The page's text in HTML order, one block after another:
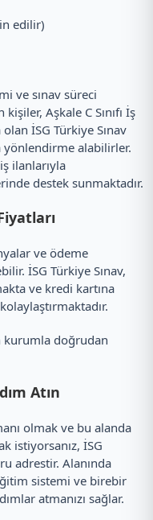
edilir)
ve sınav süreci
Aşkale C Sınıfı İş
İSG Türkiye Sınav
yönlendirme alabilirler.
ilanlarıyla
destek sunmaktadır.
ve ödeme
İSG Türkiye Sınav,
ve kredi kartına
kurumla doğrudan
Atın
olmak ve bu alanda
istiyorsanız, İSG
adrestir. Alanında
sistemi ve birebir
atmanızı sağlar.